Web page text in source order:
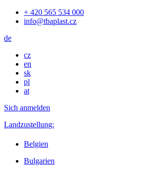
+ 420 565 534 000
info@tbaplast.cz
de
cz
en
sk
pl
at
Sich anmelden
Landzustellung:
Belgien
Bulgarien